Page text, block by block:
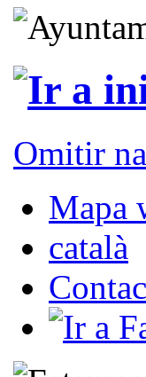
Omitir
Mapa
català